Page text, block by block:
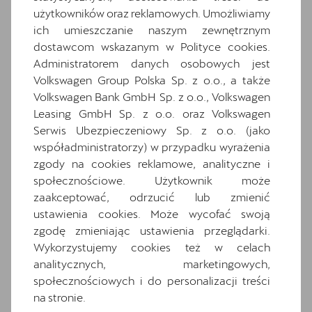
Informacje o oponach
Komplet dywaników
Media System Plus: 12.9-calowy kolorowy
ekran dotykowy
Osłony przeciwsłoneczne kierowcy i
pasażera z zamykanymi i podświetlanymi
lusterkami
Oświetlenie powitalne LED w lusterkach
bocznych
Relingi dachowe w kolorze lśniącej czerni
Schowek z funkcją bezprzewodowego
ładowania telefonu
Speed limiter
System Front Cross traffic assist
System rozpoznawania zmęczenia
Wnętrze CUPRA z elementami
użytkowników oraz reklamowych. Umożliwiamy
ich umieszczanie naszym zewnętrznym
dostawcom wskazanym w Polityce cookies.
Administratorem danych osobowych jest
Volkswagen Group Polska Sp. z o.o., a także
Volkswagen Bank GmbH Sp. z o.o., Volkswagen
Leasing GmbH Sp. z o.o. oraz Volkswagen
Serwis Ubezpieczeniowy Sp. z o.o. (jako
współadministratorzy) w przypadku wyrażenia
zgody na cookies reklamowe, analityczne i
społecznościowe. Użytkownik może
zaakceptować, odrzucić lub zmienić
ustawienia cookies. Może wycofać swoją
zgodę zmieniając ustawienia przeglądarki.
Wykorzystujemy cookies też w celach
analitycznych, marketingowych,
społecznościowych i do personalizacji treści
na stronie.